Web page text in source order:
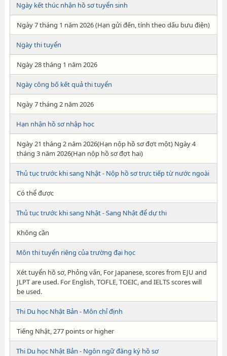
Ngày kết thúc nhận hồ sơ tuyển sinh
Ngày 7 tháng 1 năm 2026 (Hạn gửi đến, tính theo dấu bưu điện)
Ngày thi tuyển
Ngày 28 tháng 1 năm 2026
Ngày công bố kết quả thi tuyển
Ngày 7 tháng 2 năm 2026
Hạn nhận hồ sơ nhập học
Ngày 21 tháng 2 năm 2026(Hạn nộp hồ sơ đợt một) Ngày 4
tháng 3 năm 2026(Hạn nộp hồ sơ đợt hai)
Thủ tục trước khi sang Nhật - Nộp hồ sơ trực tiếp từ nước ngoài
Có thể được
Thủ tục trước khi sang Nhật - Sang Nhật để dự thi
Không cần
Môn thi tuyển riêng của trường đại học
Xét tuyển hồ sơ, Phỏng vấn, For Japanese, scores from EJU and
JLPT are used. For English, TOFLE, TOEIC, and IELTS scores will
be used.
Thi Du học Nhật Bản - Môn chỉ định
Tiếng Nhật, 277 points or higher
Thi Du học Nhật Bản - Ngôn ngữ đăng ký hồ sơ